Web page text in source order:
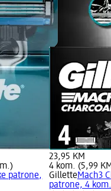
patrone,
23,95 KM
4 kom. (5,99
GilletteMach3
patrone, 4 kom.